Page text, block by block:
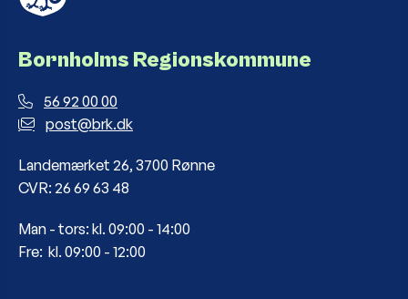
Bornholms Regionskommune
56 92 00 00
post@brk.dk
Landemærket 26, 3700 Rønne
CVR: 26 69 63 48
Man - tors: kl. 09:00 - 14:00
Fre: kl. 09:00 - 12:00